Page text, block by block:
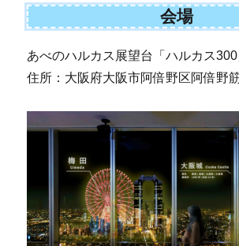
会場
あべのハルカス展望台「ハルカス300
住所：大阪府大阪市阿倍野区阿倍野